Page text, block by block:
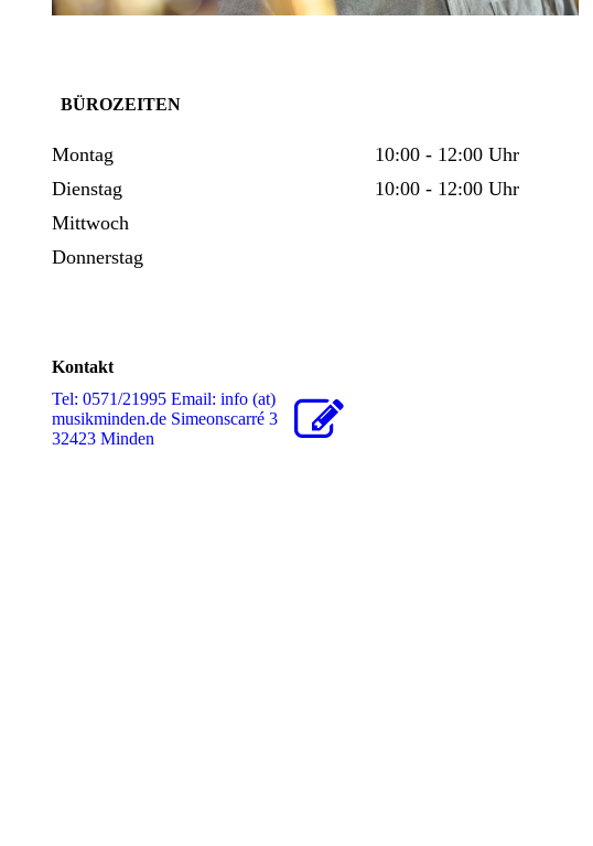
BÜROZEITEN
Montag 10:00 - 12:00 Uhr
​Dienstag
10:00 - 12:00 Uhr
Mittwoch
Donnerstag
Kontakt
Tel: 0571/21995 Email: info (at)
musikminden.de Simeonscarré 3
32423 Minden